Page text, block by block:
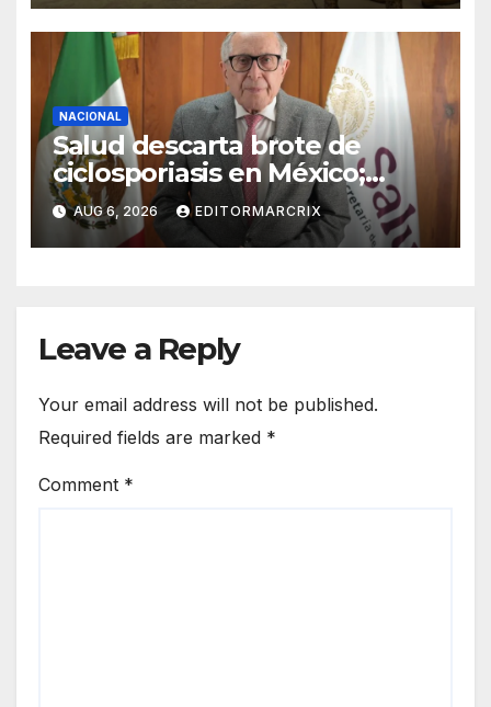
NACIONAL
Salud descarta brote de
ciclosporiasis en México;
confirma 33 casos en 13
estados
AUG 6, 2026 EDITORMARCRIX
Leave a Reply
Your email address will not be published.
Required fields are marked *
Comment *